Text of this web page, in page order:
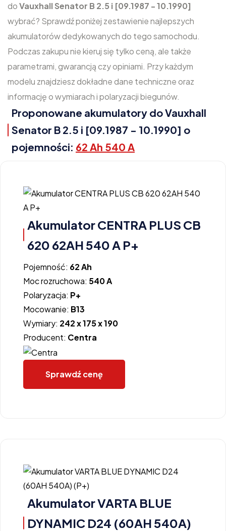
doVauxhall Senator B 2.5 i [09.1987 - 10.1990]
wybrać? Sprawdź poniżej zestawienie najlepszych
akumulatorów dedykowanych do tego samochodu.
Podczas zakupu nie kieruj się tylko ceną, ale także
parametrami, gwarancją czy opiniami. Przy każdym
modelu znajdziesz dokładne dane techniczne oraz
informację o wymiarach i polaryzacji biegunów.
Proponowane akumulatory do Vauxhall
Senator B 2.5 i [09.1987 - 10.1990] o
pojemności: 62 Ah 540 A
Akumulator CENTRA PLUS CB
620 62AH 540 A P+
Pojemność: 62 Ah
Moc rozruchowa: 540 A
Polaryzacja: P+
Mocowanie: B13
Wymiary: 242 x 175 x 190
Producent: Centra
Sprawdź cenę
Akumulator VARTA BLUE
DYNAMIC D24 (60AH 540A)